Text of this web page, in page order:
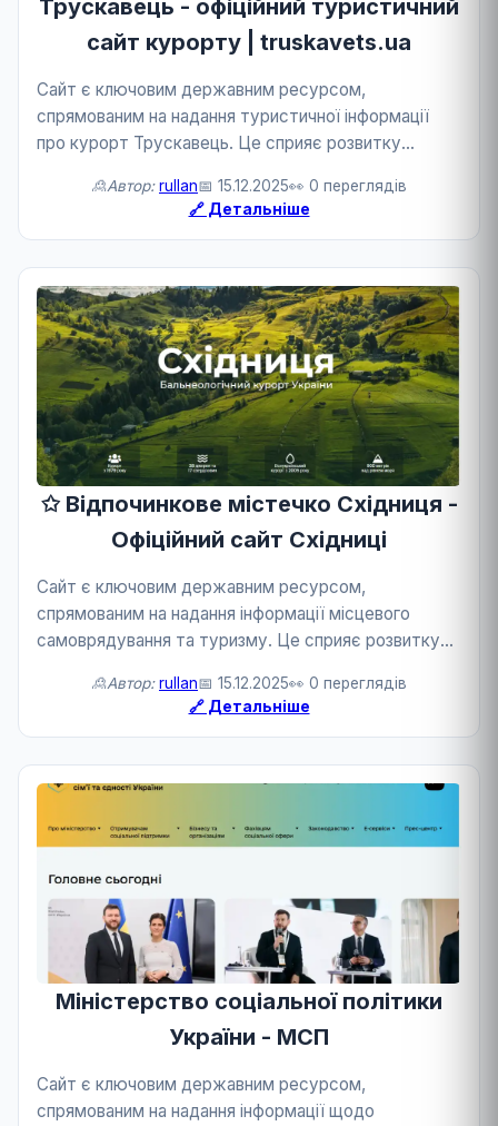
Трускавець - офіційний туристичний
сайт курорту | truskavets.ua
Сайт є ключовим державним ресурсом,
спрямованим на надання туристичної інформації
про курорт Трускавець. Це сприяє розвитку
🙎Автор: rullan📅 15.12.2025👀 0 переглядів
🔗 Детальніше
✩ Відпочинкове містечко Східниця -
Офіційний сайт Східниці
Сайт є ключовим державним ресурсом,
спрямованим на надання інформації місцевого
самоврядування та туризму. Це сприяє розвитку
🙎Автор: rullan📅 15.12.2025👀 0 переглядів
🔗 Детальніше
Міністерство соціальної політики
України - МСП
Сайт є ключовим державним ресурсом,
спрямованим на надання інформації щодо